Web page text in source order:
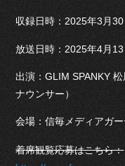
収録日時：2025年3月
放送日時：2025年4月
出演：GLIM SPANKY
ナウンサー）
会場：信毎メディアガ
着席観覧応募はこちら：